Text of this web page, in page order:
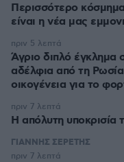
Περισσότερο
είναι η νέα μας
Άγριο διπλό έγκλημα
αδέλφια από τη Ρωσία
οικογένεια για το
πριν 5 λεπτά
Η απόλυτη υποκρισία
πριν 7 λεπτά
ΓΙΑΝΝΗΣ ΣΕΡΕΤΗΣ
πριν 7 λεπτά